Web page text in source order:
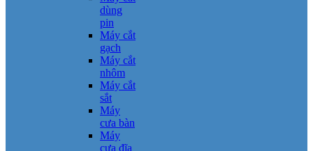
dùng
pin
Máy cắt
gạch
Máy cắt
nhôm
Máy cắt
sắt
Máy
cưa bàn
Máy
cưa đĩa